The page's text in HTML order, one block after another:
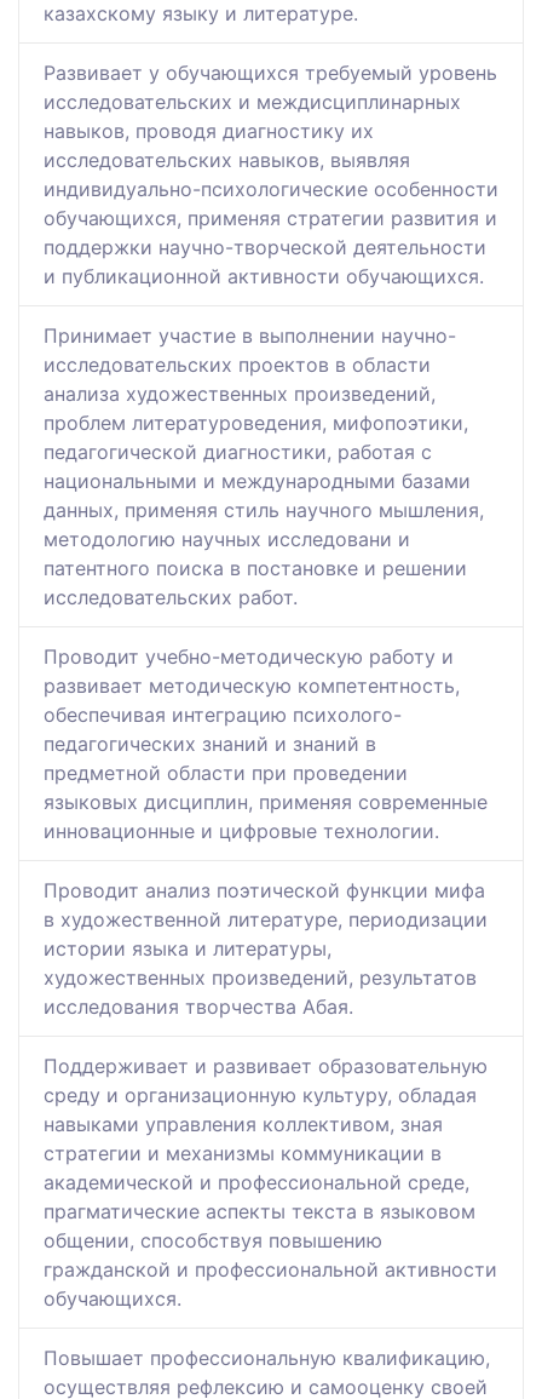
казахскому языку и литературе.
Развивает у обучающихся требуемый уровень
исследовательских и междисциплинарных
навыков, проводя диагностику их
исследовательских навыков, выявляя
индивидуально-психологические особенности
обучающихся, применяя стратегии развития и
поддержки научно-творческой деятельности
и публикационной активности обучающихся.
Принимает участие в выполнении научно-
исследовательских проектов в области
анализа художественных произведений,
проблем литературоведения, мифопоэтики,
педагогической диагностики, работая с
национальными и международными базами
данных, применяя стиль научного мышления,
методологию научных исследовани и
патентного поиска в постановке и решении
исследовательских работ.
Проводит учебно-методическую работу и
развивает методическую компетентность,
обеспечивая интеграцию психолого-
педагогических знаний и знаний в
предметной области при проведении
языковых дисциплин, применяя современные
инновационные и цифровые технологии.
Проводит анализ поэтической функции мифа
в художественной литературе, периодизации
истории языка и литературы,
художественных произведений, результатов
исследования творчества Абая.
Поддерживает и развивает образовательную
среду и организационную культуру, обладая
навыками управления коллективом, зная
стратегии и механизмы коммуникации в
академической и профессиональной среде,
прагматические аспекты текста в языковом
общении, способствуя повышению
гражданской и профессиональной активности
обучающихся.
Повышает профессиональную квалификацию,
осуществляя рефлексию и самооценку своей